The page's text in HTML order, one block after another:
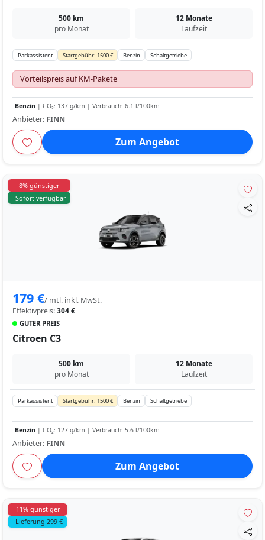
500 km
pro Monat
12 Monate
Laufzeit
Parkassistent Startgebühr: 1500 € Benzin Schaltgetriebe
Vorteilspreis auf KM-Pakete
Benzin | CO₂: 137 g/km | Verbrauch: 6.1 l/100km
Anbieter: FINN
Zum Angebot
8% günstiger
Sofort verfügbar
179 €/ mtl. inkl. MwSt.
Effektivpreis:304 €
GUTER PREIS
Citroen C3
500 km
pro Monat
12 Monate
Laufzeit
Parkassistent Startgebühr: 1500 € Benzin Schaltgetriebe
Benzin | CO₂: 127 g/km | Verbrauch: 5.6 l/100km
Anbieter: FINN
Zum Angebot
11% günstiger
Lieferung 299 €